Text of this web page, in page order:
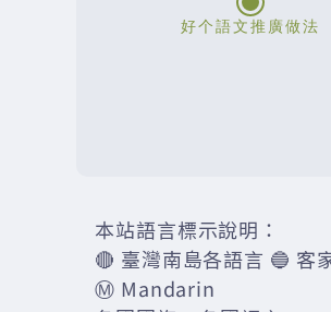
本站語言標示說明：
🔴 臺灣南島各語言 🔵 客
Ⓜ️ Mandarin